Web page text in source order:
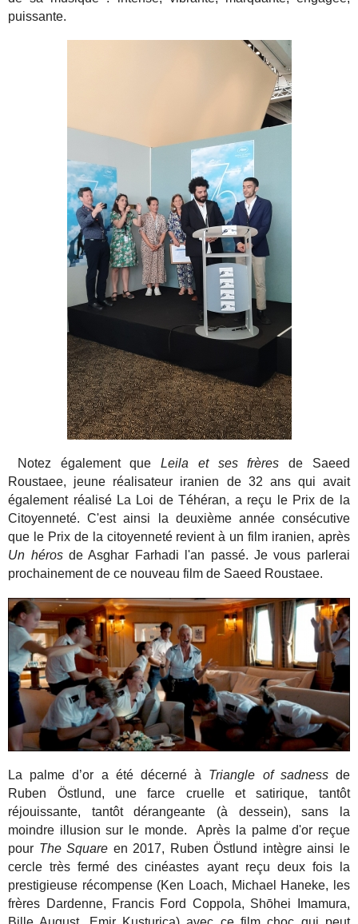
puissante.
Notez également que Leila et ses frères de Saeed
Roustaee, jeune réalisateur iranien de 32 ans qui avait
également réalisé La Loi de Téhéran, a reçu le Prix de la
Citoyenneté. C'est ainsi la deuxième année consécutive
que le Prix de la citoyenneté revient à un film iranien, après
Un hérosde Asghar Farhadi l'an passé. Je vous parlerai
prochainement de ce nouveau film de Saeed Roustaee.
La palme d’or a été décerné à Triangle of sadnessde
Ruben Östlund, une farce cruelle et satirique, tantôt
réjouissante, tantôt dérangeante (à dessein), sans la
moindre illusion sur le monde. Après la palme d'or reçue
pour The Square en 2017, Ruben Östlund intègre ainsi le
cercle très fermé des cinéastes ayant reçu deux fois la
prestigieuse récompense (Ken Loach, Michael Haneke, les
frères Dardenne, Francis Ford Coppola, Shōhei Imamura,